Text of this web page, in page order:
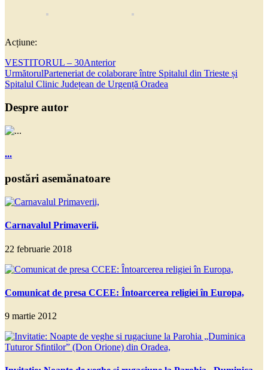
Acțiune:
VESTITORUL – 30Anterior
UrmătorulParteneriat de colaborare între Spitalul din Trieste și
Spitalul Clinic Județean de Urgență Oradea
Despre autor
...
postări asemănatoare
Carnavalul Primaverii,
22 februarie 2018
Comunicat de presa CCEE: Întoarcerea religiei în Europa,
9 martie 2012